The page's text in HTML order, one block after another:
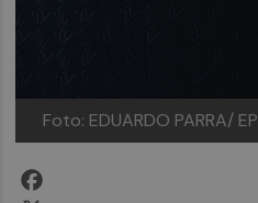
Foto: EDUARDO PARRA/ EP